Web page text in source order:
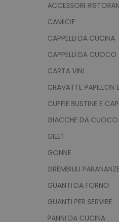
ACCESSORI
CAMICIE
CAPPELLI DA CUCINA
CAPPELLI DA CUOCO
CARTA VINI
CRAVATTE PAPILLON
CUFFIE BUSTINE E
GIACCHE DA CUOCO
GILET
GONNE
GREMBIULI
GUANTI DA FORNO
GUANTI PER SERVIRE
PANNI DA CUCINA